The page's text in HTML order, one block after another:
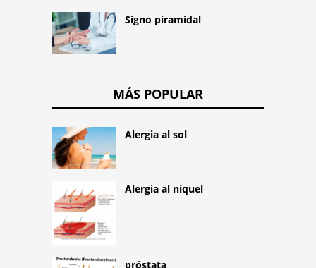
Signo piramidal
MÁS POPULAR
Alergia al sol
Alergia al níquel
próstata